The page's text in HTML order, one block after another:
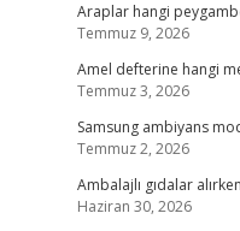
Araplar hangi
Temmuz 9, 2026
Amel defterine hangi
Temmuz 3, 2026
Samsung ambiyans
Temmuz 2, 2026
Ambalajlı gıdalar
Haziran 30, 2026